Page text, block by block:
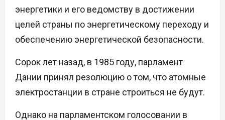
энергетики и его ведомству в достижении
целей страны по энергетическому переходу и
обеспечению энергетической безопасности.
Сорок лет назад, в 1985 году, парламент
Дании принял резолюцию о том, что атомные
электростанции в стране строиться не будут.
Однако на парламентском голосовании в